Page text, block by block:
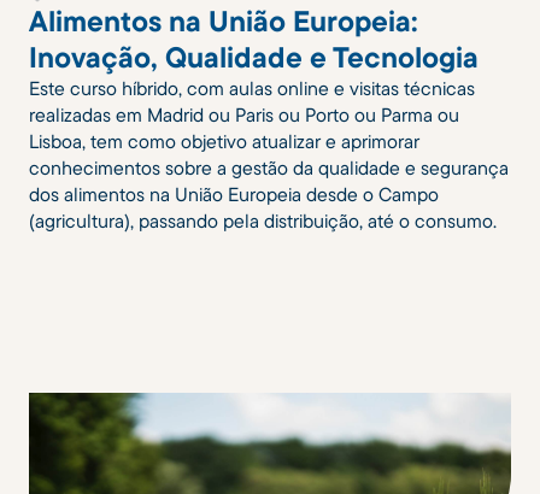
Alimentos na União Europeia:
Inovação, Qualidade e Tecnologia
Este curso híbrido, com aulas online e visitas técnicas
realizadas em Madrid ou Paris ou Porto ou Parma ou
Lisboa, tem como objetivo atualizar e aprimorar
conhecimentos sobre a gestão da qualidade e segurança
dos alimentos na União Europeia desde o Campo
(agricultura), passando pela distribuição, até o consumo.